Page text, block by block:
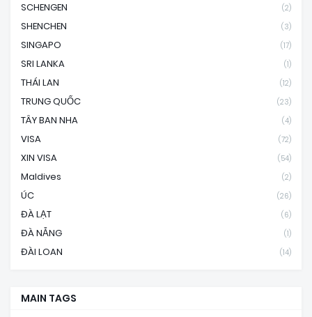
SCHENGEN (2)
SHENCHEN (3)
SINGAPO (17)
SRI LANKA (1)
THÁI LAN (12)
TRUNG QUỐC (23)
TÂY BAN NHA (4)
VISA (72)
XIN VISA (54)
Maldives (2)
ÚC (26)
ĐÀ LẠT (6)
ĐÀ NẴNG (1)
ĐÀI LOAN (14)
MAIN TAGS